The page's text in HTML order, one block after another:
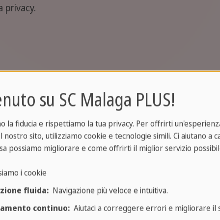
privacy.
un approccio proattivo alla privacy degli
utenti durante la loro esperienza di visita. I dati
raccogliere da te
dati su di te:
una prenotazione di viaggio o qualsiasi altra
su SC Malaga PLUS!
la fiducia e rispettiamo la tua privacy. Per offrirti
nostro sito, utilizziamo cookie e tecnologie simili. Ci aiutano a
possiamo migliorare e come offrirti il miglior servizio
i cookie
fluida:Navigazione più veloce e intuitiva.
continuo:Aiutaci a correggere errori e migliorare il